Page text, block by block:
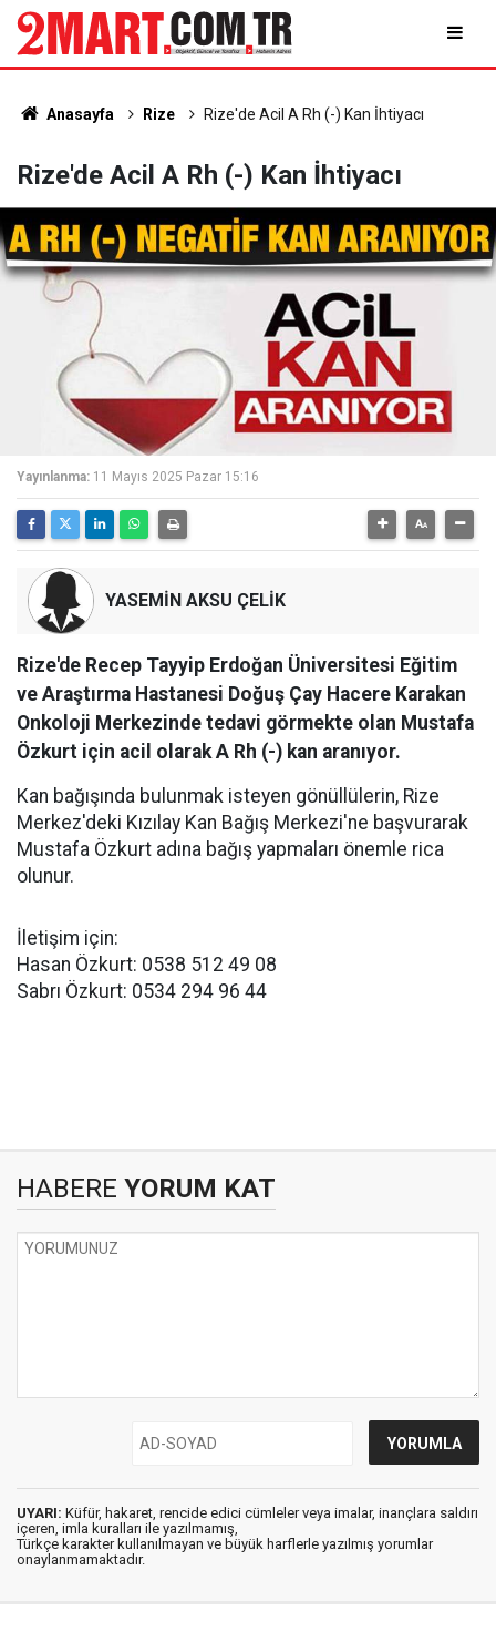
Anasayfa Rize Rize'de Acil A Rh (-) Kan İhtiyacı
Rize'de Acil A Rh (-) Kan İhtiyacı
Yayınlanma: 11 Mayıs 2025 Pazar 15:16
YASEMİN AKSU ÇELİK
Rize'de Recep Tayyip Erdoğan Üniversitesi Eğitim
ve Araştırma Hastanesi Doğuş Çay Hacere Karakan
Onkoloji Merkezinde tedavi görmekte olan Mustafa
Özkurt için acil olarak A Rh (-) kan aranıyor.
Kan bağışında bulunmak isteyen gönüllülerin, Rize
Merkez'deki Kızılay Kan Bağış Merkezi'ne başvurarak
Mustafa Özkurt adına bağış yapmaları önemle rica
olunur.
İletişim için:
Hasan Özkurt: 0538 512 49 08
Sabrı Özkurt: 0534 294 96 44
HABERE YORUM KAT
UYARI: Küfür, hakaret, rencide edici cümleler veya imalar, inançlara saldırı
içeren, imla kuralları ile yazılmamış,
Türkçe karakter kullanılmayan ve büyük harflerle yazılmış yorumlar
onaylanmamaktadır.